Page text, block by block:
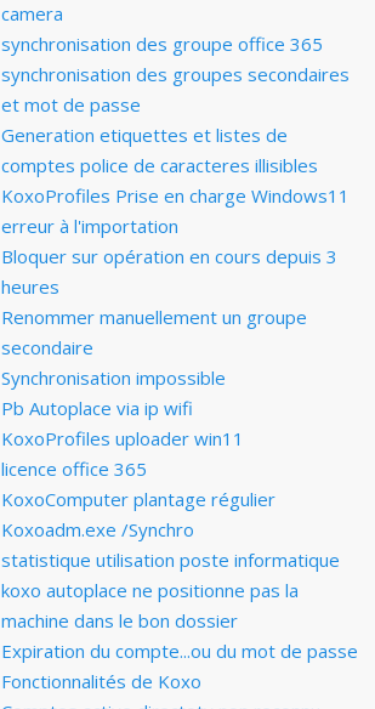
camera
synchronisation des groupe office 365
synchronisation des groupes secondaires
et mot de passe
Generation etiquettes et listes de
comptes police de caracteres illisibles
KoxoProfiles Prise en charge Windows11
erreur à l'importation
Bloquer sur opération en cours depuis 3
heures
Renommer manuellement un groupe
secondaire
Synchronisation impossible
Pb Autoplace via ip wifi
KoxoProfiles uploader win11
licence office 365
KoxoComputer plantage régulier
Koxoadm.exe /Synchro
statistique utilisation poste informatique
koxo autoplace ne positionne pas la
machine dans le bon dossier
Expiration du compte...ou du mot de passe
Fonctionnalités de Koxo